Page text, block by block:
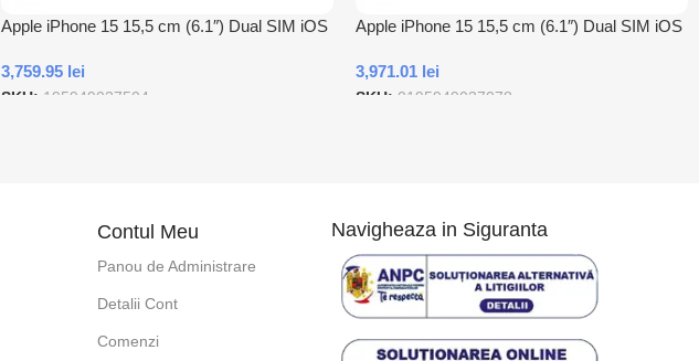
Apple iPhone 15 15,5 cm (6.1″) Dual SIM iOS
3,759.95 lei
SKU: 195949037504
Apple iPhone 15 15,5 cm (6.1″) Dual SIM iOS
3,971.01 lei
SKU: 0195949037078
Contul Meu
Panou de Administrare
Detalii Cont
Comenzi
Navigheaza in Siguranta